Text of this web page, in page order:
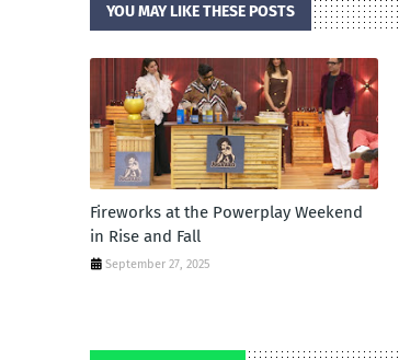
YOU MAY LIKE THESE POSTS
Fireworks at the Powerplay Weekend
in Rise and Fall
September 27, 2025